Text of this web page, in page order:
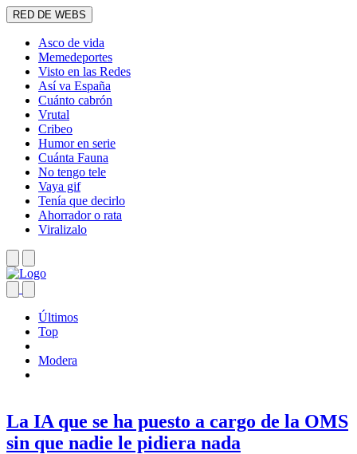
RED DE WEBS
Asco de vida
Memedeportes
Visto en las Redes
Así va España
Cuánto cabrón
Vrutal
Cribeo
Humor en serie
Cuánta Fauna
No tengo tele
Vaya gif
Tenía que decirlo
Ahorrador o rata
Viralizalo
Últimos
Top
Modera
La IA que se ha puesto a cargo de la OMS
sin que nadie le pidiera nada